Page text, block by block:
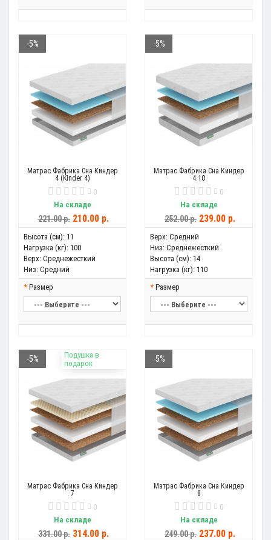
-5%
Матрас Фабрика Сна Киндер
4 (Kinder 4)
0
На складе
221.00 р. 210.00 р.
Высота (см): 11
Нагрузка (кг): 100
Верх: Среднежесткий
Низ: Средний
Размер
-5%
Матрас Фабрика Сна Киндер
4.10
0
На складе
252.00 р. 239.00 р.
Верх: Средний
Низ: Среднежесткий
Высота (см): 14
Нагрузка (кг): 110
Размер
Подушка в
подарок
-5%
Матрас Фабрика Сна Киндер
7
0
На складе
331.00 р. 314.00 р.
-5%
Матрас Фабрика Сна Киндер
8
0
На складе
249.00 р. 237.00 р.